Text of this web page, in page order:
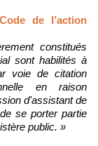
de l’action
constitués
sont habilités à
voie de citation
en raison
d'assistant de
se porter partie
public. »